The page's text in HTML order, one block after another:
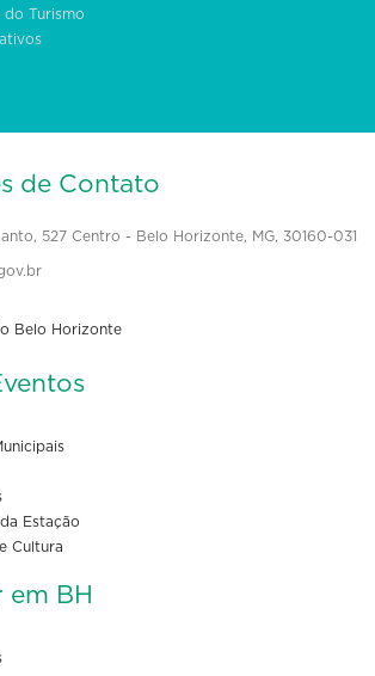
Turismo
de Contato
527 Centro - Belo Horizonte, MG, 30160-031
Belo Horizonte
Estação
Cultura
em BH